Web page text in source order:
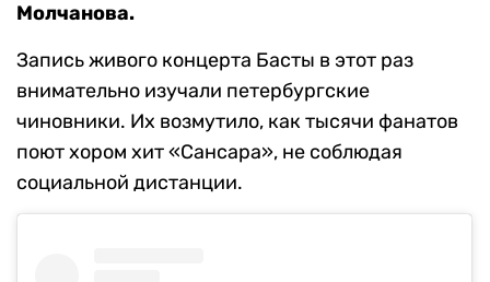
Молчанова.
Запись живого концерта Басты в этот раз
внимательно изучали петербургские
чиновники. Их возмутило, как тысячи фанатов
поют хором хит «Сансара», не соблюдая
социальной дистанции.